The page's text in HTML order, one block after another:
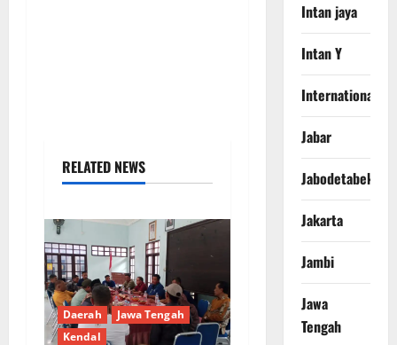
RELATED NEWS
Daerah
Jawa Tengah
Kendal
Intan jaya
Intan Y
International
Jabar
Jabodetabek
Jakarta
Jambi
Jawa
Tengah